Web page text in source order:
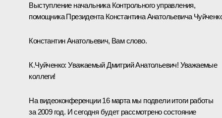
Выступление начальника Контрольного управления,
помощника Президента Константина Анатольевича
Константин Анатольевич, Вам слово.
К.Чуйченко: Уважаемый Дмитрий Анатольевич! Уважаемые
коллеги!
На видеоконференции 16 марта мы подвели итоги работы
за 2009 год. И сегодня будет рассмотрено состояние